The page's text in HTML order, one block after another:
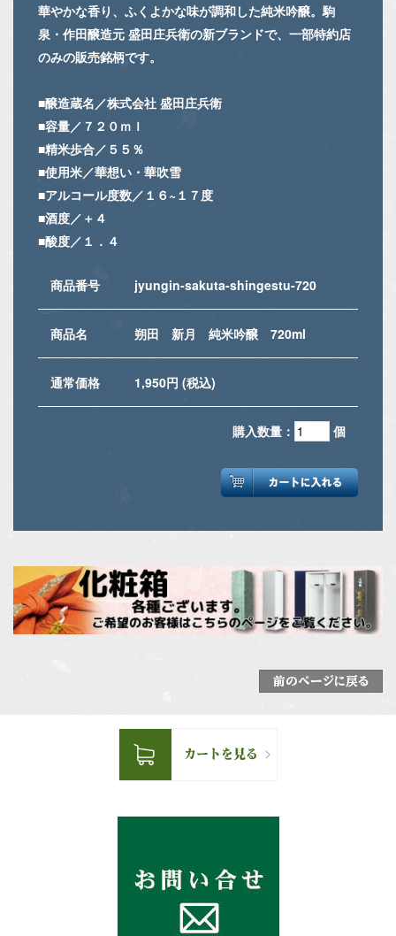
華やかな香り、ふくよかな味が調和した純米吟醸。駒
泉・作田醸造元 盛田庄兵衛の新ブランドで、一部特約店
のみの販売銘柄です。
■醸造蔵名／株式会社 盛田庄兵衛
■容量／７２０ｍｌ
■精米歩合／５５％
■使用米／華想い・華吹雪
■アルコール度数／１６~１７度
■酒度／＋４
■酸度／１．４
商品番号 jyungin-sakuta-shingestu-720
商品名 朔田 新月 純米吟醸 720ml
通常価格 1,950円 (税込)
購入数量： 個
前のページに戻る